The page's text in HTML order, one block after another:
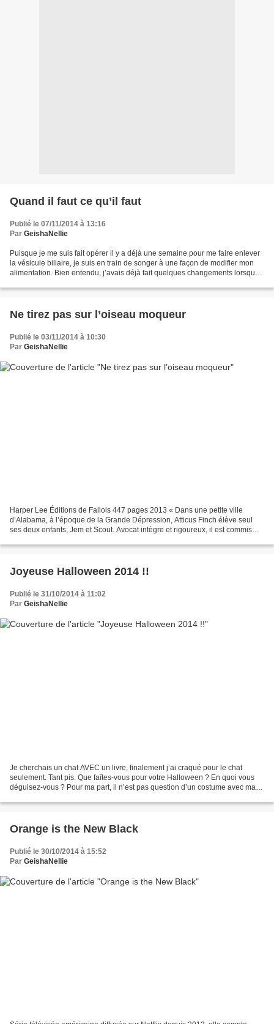
Quand il faut ce qu’il faut
Publié le 07/11/2014 à 13:16
Par GeishaNellie
Puisque je me suis fait opérer il y a déjà une semaine pour me faire enlever
la vésicule biliaire, je suis en train de songer à une façon de modifier mon
alimentation. Bien entendu, j’avais déjà fait quelques changements lorsque
Ne tirez pas sur l’oiseau moqueur
Publié le 03/11/2014 à 10:30
Par GeishaNellie
Harper Lee Éditions de Fallois 447 pages 2013 « Dans une petite ville
d’Alabama, à l’époque de la Grande Dépression, Atticus Finch élève seul
ses deux enfants, Jem et Scout. Avocat intègre et rigoureux, il est commis
Joyeuse Halloween 2014 !!
Publié le 31/10/2014 à 11:02
Par GeishaNellie
Je cherchais un chat AVEC un livre, finalement j’ai craqué pour le chat
seulement. Tant pis. Que faîtes-vous pour votre Halloween ? En quoi vous
déguisez-vous ? Pour ma part, il n’est pas question d’un costume avec ma
Orange is the New Black
Publié le 30/10/2014 à 15:52
Par GeishaNellie